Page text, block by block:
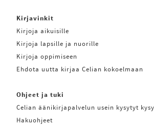
Kirjavinkit
Kirjoja aikuisille
Kirjoja lapsille ja nuorille
Kirjoja oppimiseen
Ehdota uutta kirjaa Celian kokoelmaan
Ohjeet ja tuki
Celian äänikirjapalvelun usein kysytyt
Hakuohjeet